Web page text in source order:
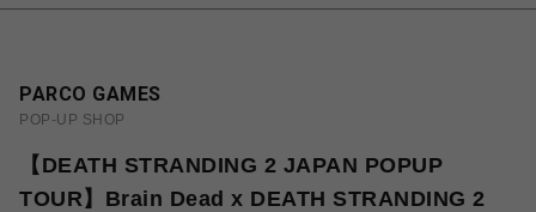
PARCO GAMES
POP-UP SHOP
【DEATH STRANDING 2 JAPAN POPUP
TOUR】Brain Dead x DEATH STRANDING 2